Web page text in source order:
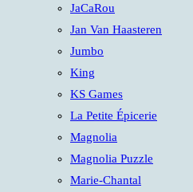
JaCaRou
Jan Van Haasteren
Jumbo
King
KS Games
La Petite Épicerie
Magnolia
Magnolia Puzzle
Marie-Chantal